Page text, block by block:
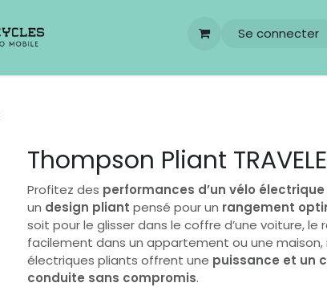
Se connecter
Thompson Pliant
Profitez des performances d’un vélo
un design pliant pensé pour un rangement
soit pour le glisser dans le coffre d’une voiture, le
facilement dans un appartement ou une maison,
électriques pliants offrent une puissance et un
conduite sans compromis.